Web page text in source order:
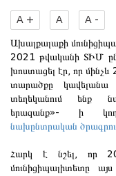
A + A A -
Ախալքալաքի
2021 թվականի ՏԻՄ
խոստացել էր, որ
տարածքը
տեղեկանում ենք
երազանք»- ի
նախընտրական
Հարկ է նշել, որ
մունիցիպալիտետը